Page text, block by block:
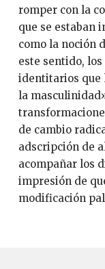
romper con la
que se estaban
como la noción
este sentido,
identitarios que
la
de cambio
adscripción de
acompañar los
impresión de
modificación